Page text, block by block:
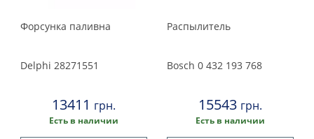
Форсунка паливна
Delphi 28271551
13411 грн.
Есть в наличии
Распылитель
Bosch 0 432 193 768
15543 грн.
Есть в наличии